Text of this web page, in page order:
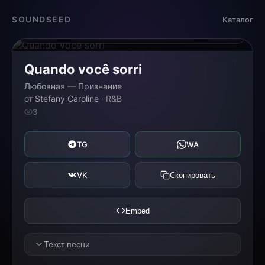
SOUNDSEED Каталог
Quando você sorri
Любовная — Признание
от Stefany Caroline · R&B
3
TG WA
VK Скопировать
Embed
Текст песни